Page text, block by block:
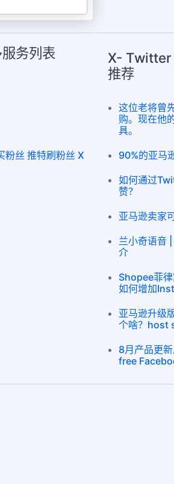
务列表
丝 推特刷粉丝 X
X- Twitter
推荐
这位老将曾
购。现在他
具。
90%的亚马
如何通过
赞？
亚马逊卖家
兰小奇语音
介
Shopee菲
如何增加
亚马逊升级
个啥？host
8月产品更
free